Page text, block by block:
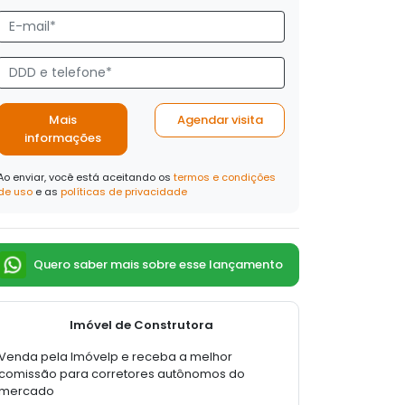
Mais
informações
Agendar visita
enviar, você está aceitando os termos e condições
uso e as políticas de privacidade
Quero saber mais sobre esse lançamento
Imóvel de Construtora
pela Imóvelp e receba a melhor
para corretores autônomos do